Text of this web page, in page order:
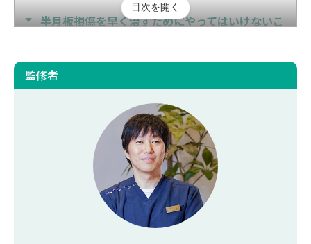
半月板損傷を早く治すためにやってはいけないこ
半月板損傷を早く治すための治療方法
手術療法
再生医療
半月板損傷を早く治すために意識したい日常生活
バランスの良い食事
サポーターの活用
目次を開く
監修者